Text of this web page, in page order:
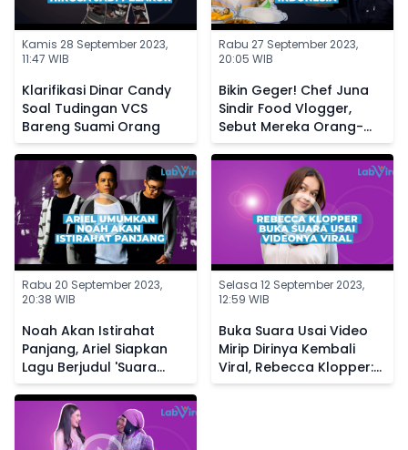
Kamis 28 September 2023,
11:47 WIB
Klarifikasi Dinar Candy
Soal Tudingan VCS
Bareng Suami Orang
Rabu 27 September 2023,
20:05 WIB
Bikin Geger! Chef Juna
Sindir Food Vlogger,
Sebut Mereka Orang-
Orang Sotoy
Rabu 20 September 2023,
20:38 WIB
Noah Akan Istirahat
Panjang, Ariel Siapkan
Lagu Berjudul 'Suara
Dalam Kepala' Buat
Penggemar
Selasa 12 September 2023,
12:59 WIB
Buka Suara Usai Video
Mirip Dirinya Kembali
Viral, Rebecca Klopper:
Allah Tidak Tidur